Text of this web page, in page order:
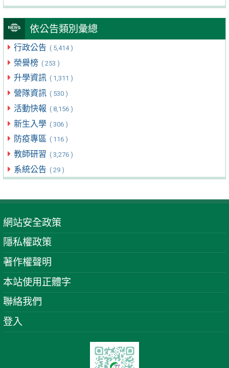
依公告類別彙總
行政公告 ( 5,414 )
榮譽榜 ( 253 )
升學資訊 ( 1,311 )
營隊資訊 ( 530 )
活動快報 ( 8,156 )
新生入學 ( 306 )
防疫專區 ( 116 )
教師研習 ( 3,276 )
系統公告 ( 29 )
網站安全政策
隱私權政策
著作權聲明
本站使用正體字
聯絡我們
登入